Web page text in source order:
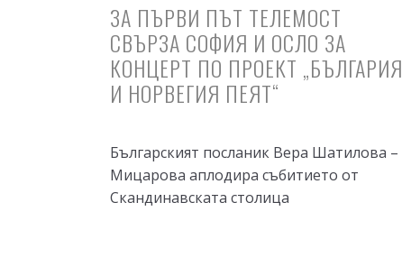
ЗА ПЪРВИ ПЪТ ТЕЛЕМОСТ
СВЪРЗА СОФИЯ И ОСЛО ЗА
КОНЦЕРТ ПО ПРОЕКТ „БЪЛГАРИЯ
И НОРВЕГИЯ ПЕЯТ“
Българският посланик Вера Шатилова –
Мицарова аплодира събитието от
Скандинавската столица